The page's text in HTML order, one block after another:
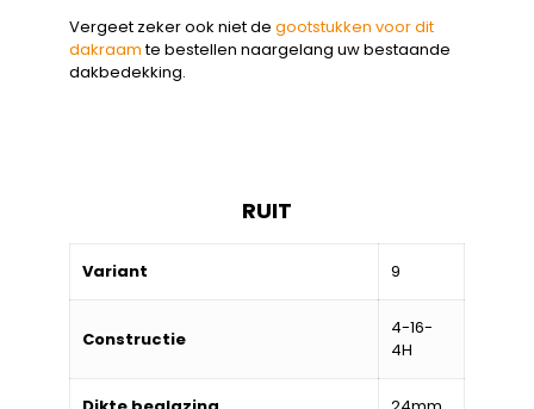
Vergeet zeker ook niet de gootstukken voor dit
dakraamte bestellen naargelang uw bestaande
dakbedekking.
RUIT
Variant 9
Constructie
4-16-
4H